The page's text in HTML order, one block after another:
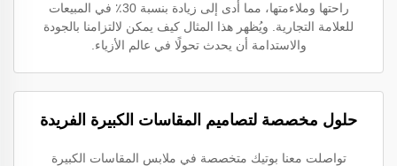
راحتها وملاءمتها، مما أدى إلى زيادة بنسبة 30٪ في المبيعات
للعلامة التجارية. ويُظهر هذا المثال كيف يمكن لالتزامنا بالجودة
والاستدامة أن يحدث تحولًا في عالم الأزياء.
حلول مخصصة لتصاميم المقاسات الكبيرة الفريدة
تواصلت معنا بوتيك متخصصة في ملابس المقاسات الكبيرة